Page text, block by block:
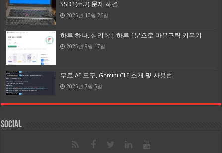
SSD1(m.2) 문제 해결
2025년 10월 26일
하루 하나, 심리학 | 하루 1분으로 마음근력 키우기
2025년 9월 17일
무료 AI 도구, Gemini CLI 소개 및 사용법
2025년 7월 5일
Social